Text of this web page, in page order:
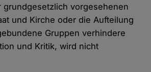
grundgesetzlich vorgesehenen
und Kirche oder die Aufteilung
Gruppen verhindere
und Kritik, wird nicht